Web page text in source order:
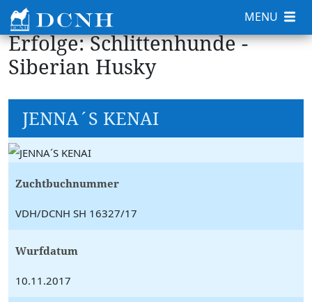
Erfolge: Schlittenhunde -
Siberian Husky
JENNA´S KENAI
Zuchtbuchnummer
VDH/DCNH SH 16327/17
Wurfdatum
10.11.2017
MENU